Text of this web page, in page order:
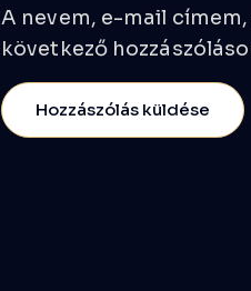
A nevem, e-mail
következő